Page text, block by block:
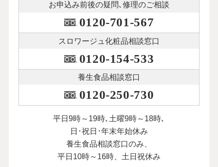
お申込み前後の疑問､修理のご相談
0120-701-567
スロワージュ化粧品相談窓口
0120-154-533
養生食品相談窓口
0120-250-730
平日9時～19時､土曜9時～18時､
日･祝日･年末年始休み
養生食品相談窓口のみ、
平日10時～16時、土日祝休み